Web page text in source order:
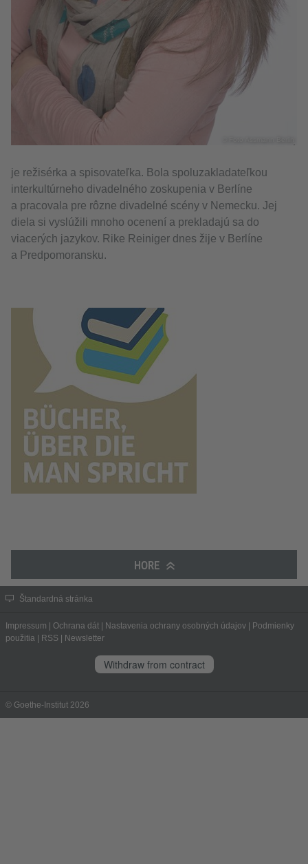
je režisérka a spisovateľka. Bola spoluzakladateľkou
interkultúrneho divadelného zoskupenia v Berlíne
a pracovala pre rôzne divadelné scény v Nemecku. Jej
diela si vyslúžili mnoho ocenení a prekladajú sa do
viacerých jazykov. Rike Reiniger dnes žije v Berlíne
a Predpomoransku.
HORE
Štandardná stránka
Impressum Ochrana dát Nastavenia ochrany osobných údajov
Podmienky
použitia
RSS Newsletter
Withdraw from contract
© Goethe-Institut 2026